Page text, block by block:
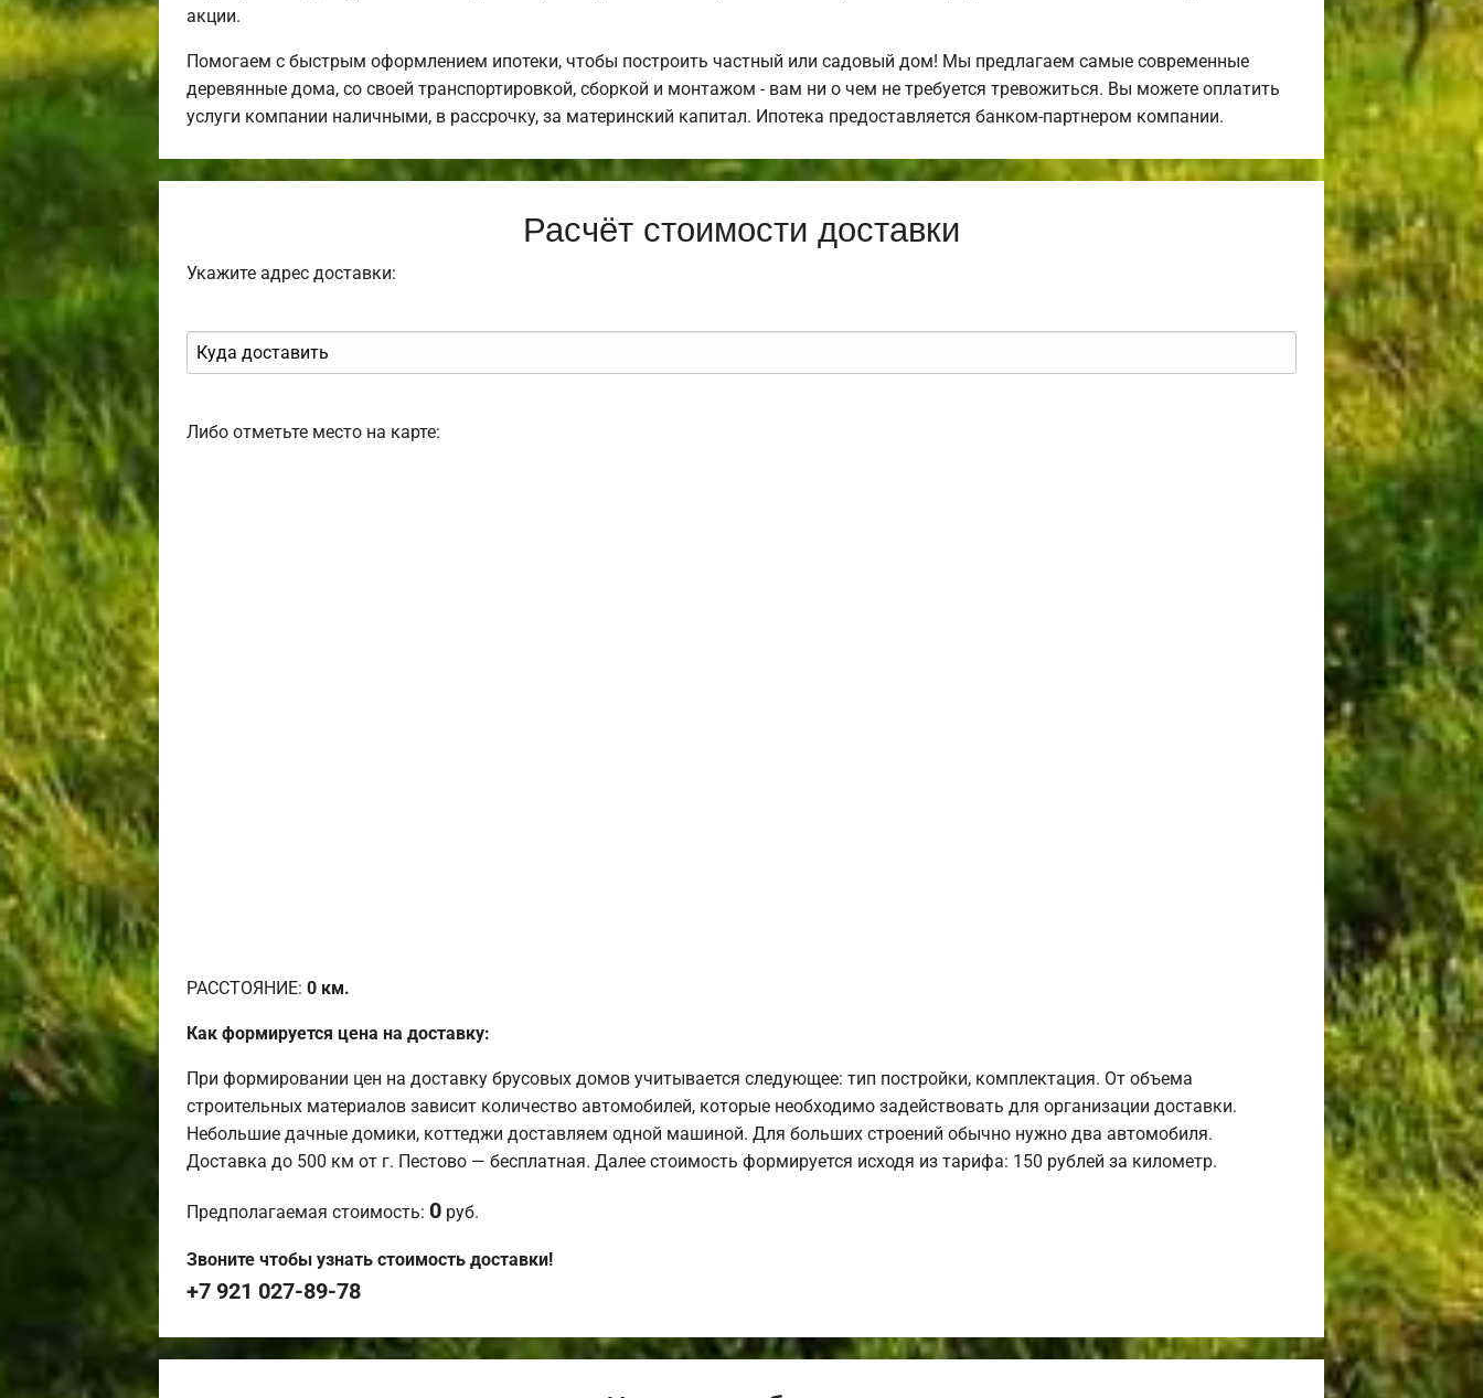
акции.
Помогаем с быстрым оформлением ипотеки, чтобы построить частный или садовый дом! Мы предлагаем самые современные
деревянные дома, со своей транспортировкой, сборкой и монтажом - вам ни о чем не требуется тревожиться. Вы можете оплатить
услуги компании наличными, в рассрочку, за материнский капитал. Ипотека предоставляется банком-партнером компании.
Расчёт стоимости доставки
Укажите адрес доставки:
Либо отметьте место на карте:
РАССТОЯНИЕ: 0 км.
Как формируется цена на доставку:
При формировании цен на доставку брусовых домов учитывается следующее: тип постройки, комплектация. От объема
строительных материалов зависит количество автомобилей, которые необходимо задействовать для организации доставки.
Небольшие дачные домики, коттеджи доставляем одной машиной. Для больших строений обычно нужно два автомобиля.
Доставка до 500 км от г. Пестово — бесплатная. Далее стоимость формируется исходя из тарифа: 150 рублей за километр.
Предполагаемая стоимость: 0 руб.
Звоните чтобы узнать стоимость доставки!
+7 921 027-89-78